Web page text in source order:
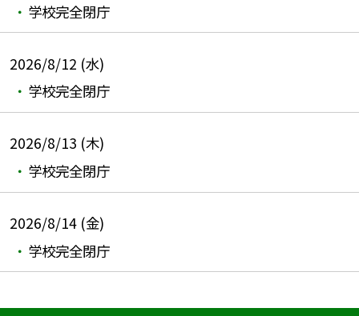
学校完全閉庁
2026/8/12 (水)
学校完全閉庁
2026/8/13 (木)
学校完全閉庁
2026/8/14 (金)
学校完全閉庁